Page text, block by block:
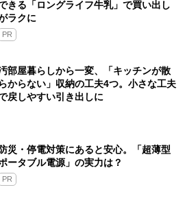
きる「ロングライフ牛乳」で買い出し
ラクに
PR
部屋暮らしから一変、「キッチンが散
らからない」収納の工夫4つ。小さな工夫
戻しやすい引き出しに
防災・停電対策にあると安心。「超薄型
ータブル電源」の実力は？​
PR